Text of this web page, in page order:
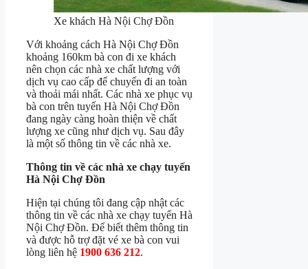
Xe khách Hà Nội Chợ Đồn
Với khoảng cách Hà Nội Chợ Đồn
khoảng 160km bà con đi xe khách
nên chọn các nhà xe chất lượng với
dịch vụ cao cấp để chuyến đi an toàn
và thoải mái nhất. Các nhà xe phục vụ
bà con trên tuyến Hà Nội Chợ Đồn
đang ngày càng hoàn thiện về chất
lượng xe cũng như dịch vụ. Sau đây
là một số thông tin về các nhà xe.
Thông tin về các nhà xe chạy tuyến
Hà Nội Chợ Đồn
Hiện tại chúng tôi đang cập nhật các
thông tin về các nhà xe chạy tuyến Hà
Nội Chợ Đồn. Để biết thêm thông tin
và được hỗ trợ đặt vé xe bà con vui
lòng liên hệ 1900 636 212.